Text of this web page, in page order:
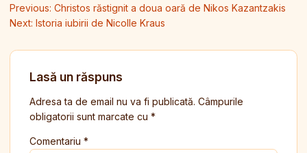
Navigare în articole
Previous: Christos răstignit a doua oară de Nikos Kazantzakis
Next: Istoria iubirii de Nicolle Kraus
Lasă un răspuns
Adresa ta de email nu va fi publicată. Câmpurile
obligatorii sunt marcate cu *
Comentariu *